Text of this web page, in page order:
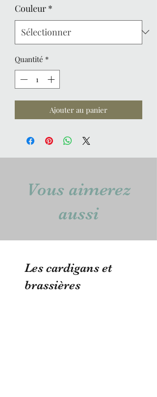
Couleur *
Quantité *
Ajouter au panier
Vous aimerez
aussi
Les cardigans et
brassières